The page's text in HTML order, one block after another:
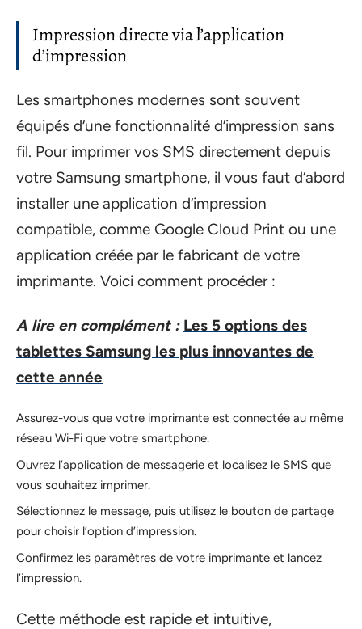
Impression directe via l’application
d’impression
Les smartphones modernes sont souvent
équipés d’une fonctionnalité d’impression sans
fil. Pour imprimer vos SMS directement depuis
votre Samsung smartphone, il vous faut d’abord
installer une application d’impression
compatible, comme Google Cloud Print ou une
application créée par le fabricant de votre
imprimante. Voici comment procéder :
A lire en complément : Les 5 options des
tablettes Samsung les plus innovantes de
cette année
Assurez-vous que votre imprimante est connectée au même
réseau Wi-Fi que votre smartphone.
Ouvrez l’application de messagerie et localisez le SMS que
vous souhaitez imprimer.
Sélectionnez le message, puis utilisez le bouton de partage
pour choisir l’option d’impression.
Confirmez les paramètres de votre imprimante et lancez
l’impression.
Cette méthode est rapide et intuitive,